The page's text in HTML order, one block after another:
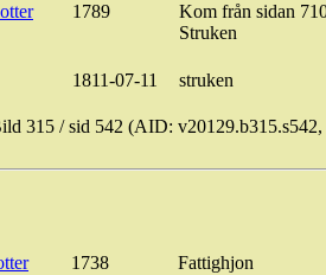
1789
Kom från sidan
Struken
1811-07-11 struken
315 / sid 542 (AID:
1738 Fattighjon